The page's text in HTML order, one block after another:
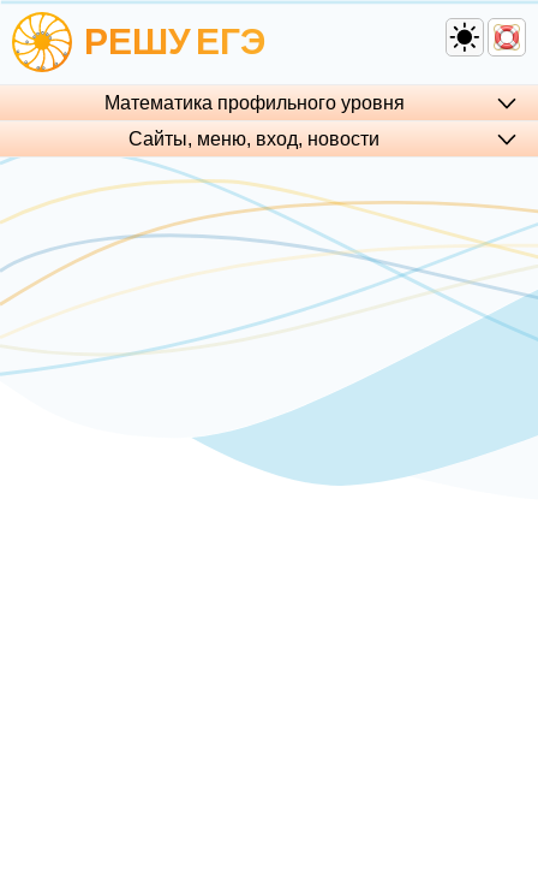
РЕШУЕГЭ
Математика профильного уровня
Сайты, меню, вход, но­во­сти